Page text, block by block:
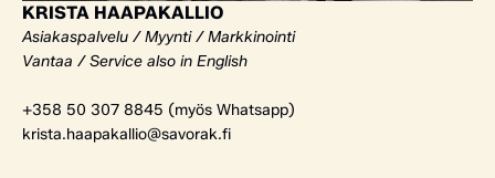
KRISTA HAAPAKALLIO
Asiakaspalvelu / Myynti / Markkinointi
Vantaa / Service also in English
+358 50 307 8845 (myös Whatsapp)
krista.haapakallio@savorak.fi